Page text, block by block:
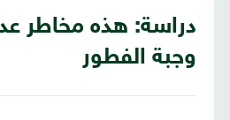
دراسة: هذه مخاطر
وجبة الفطور